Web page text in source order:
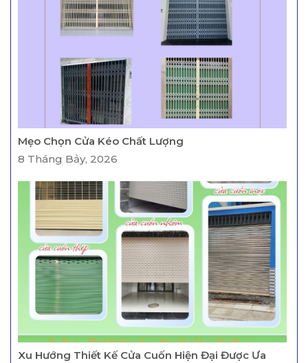
Mẹo Chọn Cửa Kéo Chất Lượng
8 Tháng Bảy, 2026
Xu Hướng Thiết Kế Cửa Cuốn Hiện Đại Được Ưa